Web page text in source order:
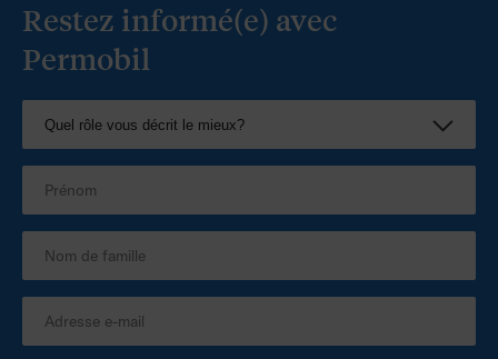
Restez informé(e) avec
Permobil